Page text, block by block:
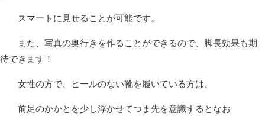
スマートに見せることが可能です。
また、写真の奥行きを作ることができるので、脚長効果も期
待できます！
女性の方で、ヒールのない靴を履いている方は、
前足のかかとを少し浮かせてつま先を意識するとなお